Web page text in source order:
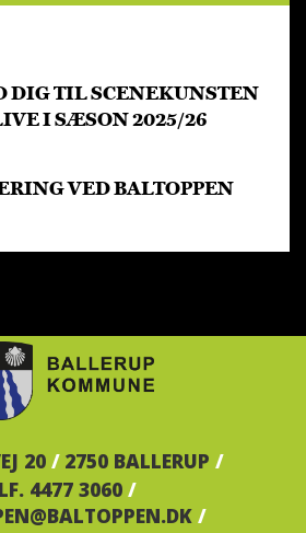
DIG TIL SCENEKUNSTEN
I SÆSON 2025/26
VED BALTOPPEN
20 / 2750 BALLERUP /
4477 3060 /
/